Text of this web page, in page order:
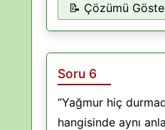
📝 Çözümü
Soru 6
“Yağmur hiç
hangisinde aynı